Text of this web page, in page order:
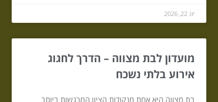
יונ 22, 2026
מועדון לבת מצווה – הדרך לחגוג
אירוע בלתי נשכח
בת מצווה היא אחת מנקודות הציון המרגשות ביותר